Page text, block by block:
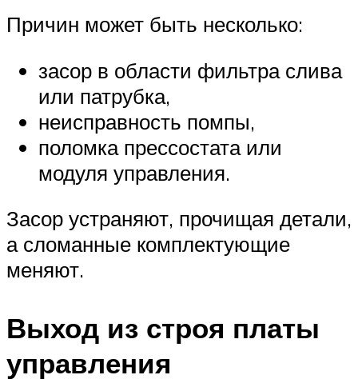
Причин может быть несколько:
засор в области фильтра слива
или патрубка,
неисправность помпы,
поломка прессостата или
модуля управления.
Засор устраняют, прочищая детали,
а сломанные комплектующие
меняют.
Выход из строя платы
управления